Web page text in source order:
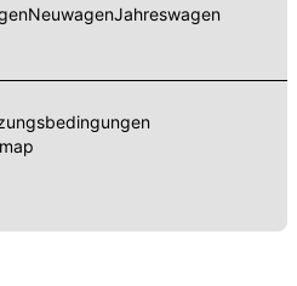
NeuwagenJahreswagen